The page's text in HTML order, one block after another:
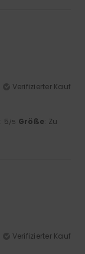
Verifizierter Kauf
: 5/5 Größe: Zu
Verifizierter Kauf